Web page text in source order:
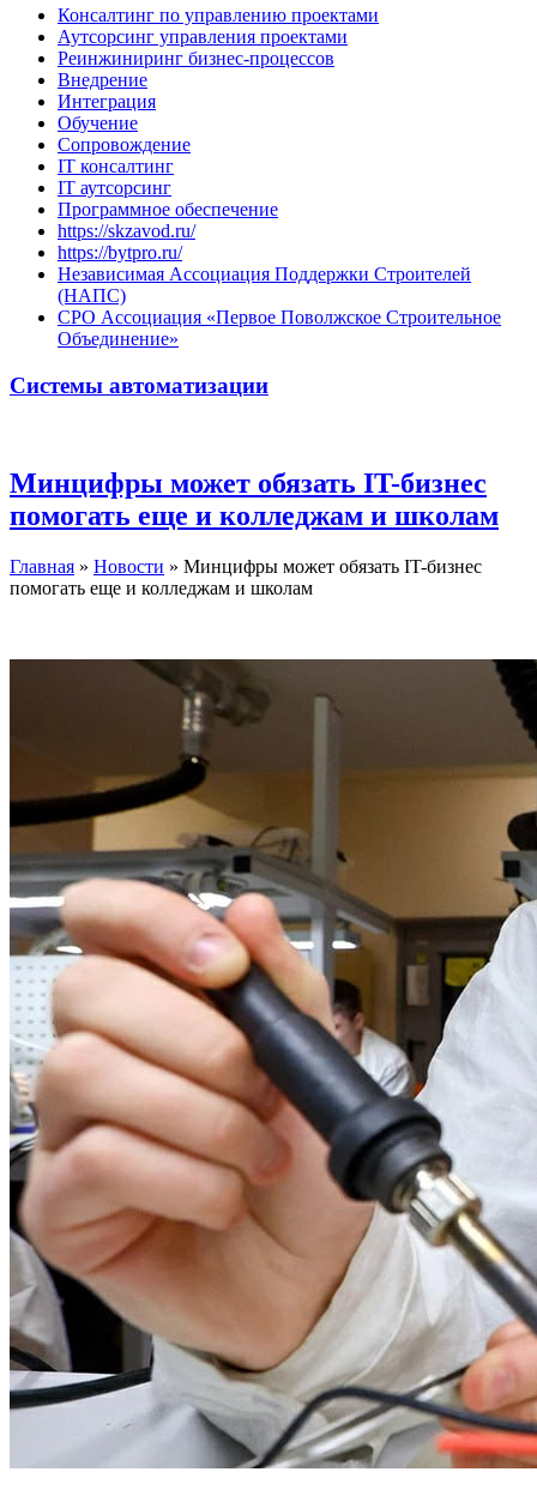
Консалтинг по управлению проектами
Аутсорсинг управления проектами
Реинжиниринг бизнес-процессов
Внедрение
Интеграция
Обучение
Сопровождение
IT консалтинг
IT аутсорсинг
Программное обеспечение
https://skzavod.ru/
https://bytpro.ru/
Независимая Ассоциация Поддержки Строителей
(НАПС)
СРО Ассоциация «Первое Поволжское Строительное
Объединение»
Системы автоматизации
Минцифры может обязать IT-бизнес
помогать еще и колледжам и школам
Главная » Новости » Минцифры может обязать IT-бизнес
помогать еще и колледжам и школам